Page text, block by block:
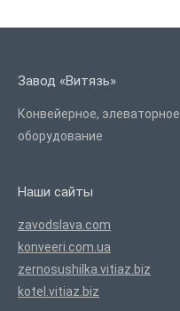
Завод «Витязь»
Конвейерное,
оборудование
Наши сайты
zavodslava.com
konveeri.com.ua
zernosushilka.vitiaz.biz
kotel.vitiaz.biz